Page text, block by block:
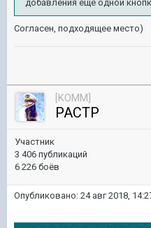
добавления еще одной
Согласен, подходящее место)
[KOMM]
PACTP
Участник
3 406 публикаций
6 226 боёв
Опубликовано: 24 авг 2018,